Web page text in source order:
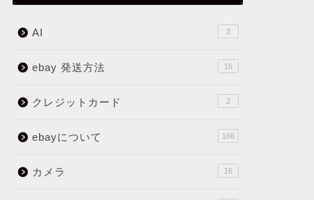
タン！ 時短 ！画面で解説
AI 3
ebay 発送方法 16
クレジットカード 2
ebayについて 166
カメラ 16